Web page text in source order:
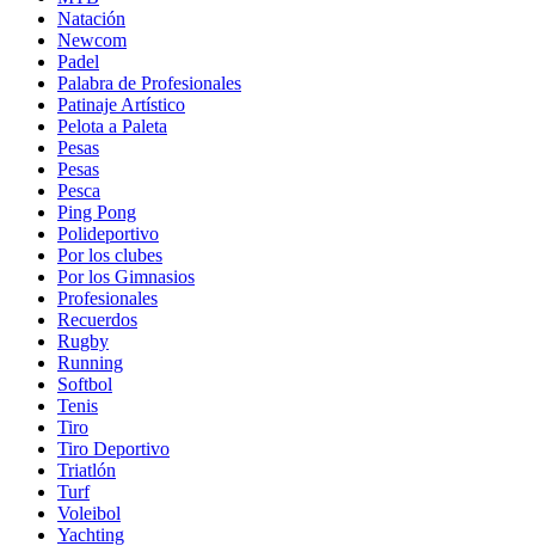
Natación
Newcom
Padel
Palabra de Profesionales
Patinaje Artístico
Pelota a Paleta
Pesas
Pesas
Pesca
Ping Pong
Polideportivo
Por los clubes
Por los Gimnasios
Profesionales
Recuerdos
Rugby
Running
Softbol
Tenis
Tiro
Tiro Deportivo
Triatlón
Turf
Voleibol
Yachting